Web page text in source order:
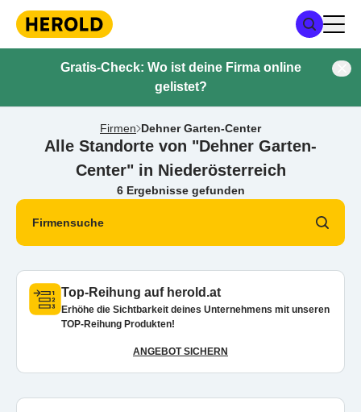
Gratis-Check: Wo ist deine Firma online
gelistet?
Firmen Dehner Garten-Center
Alle Standorte von "Dehner Garten-
Center" in Niederösterreich
6 Ergebnisse gefunden
Firmensuche
Top-Reihung auf herold.at
Erhöhe die Sichtbarkeit deines Unternehmens mit unseren
TOP-Reihung Produkten!
ANGEBOT SICHERN